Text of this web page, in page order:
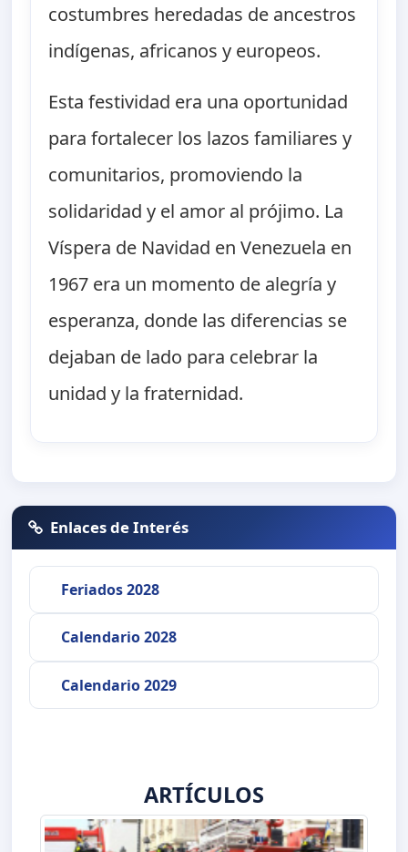
costumbres heredadas de ancestros
indígenas, africanos y europeos.
Esta festividad era una oportunidad
para fortalecer los lazos familiares y
comunitarios, promoviendo la
solidaridad y el amor al prójimo. La
Víspera de Navidad en Venezuela en
1967 era un momento de alegría y
esperanza, donde las diferencias se
dejaban de lado para celebrar la
unidad y la fraternidad.
Enlaces de Interés
Feriados 2028
Calendario 2028
Calendario 2029
ARTÍCULOS